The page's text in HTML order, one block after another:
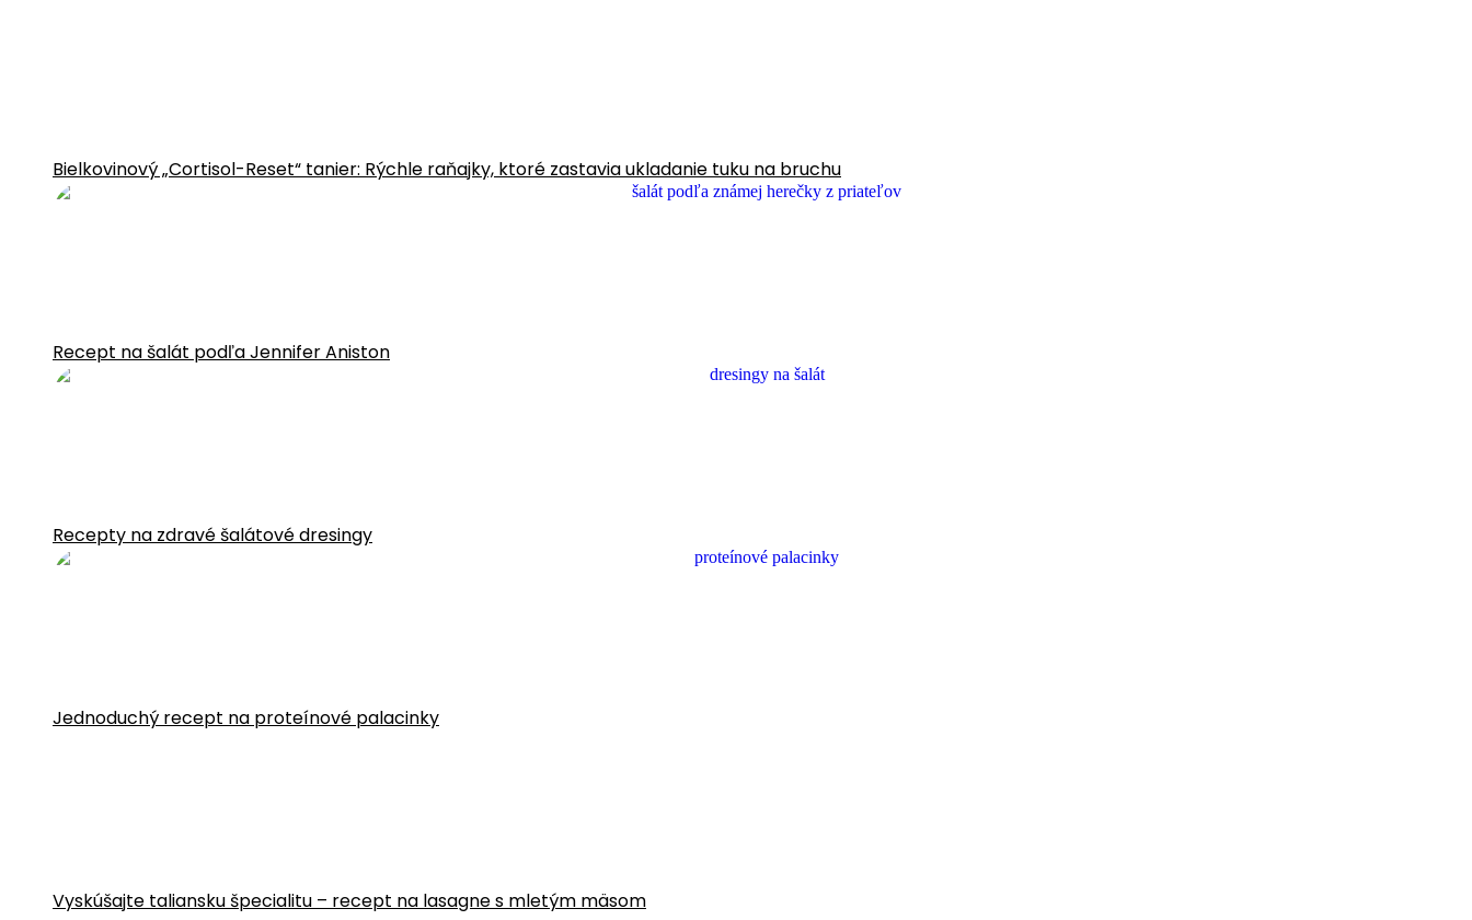
Bielkovinový „Cortisol-Reset“ tanier: Rýchle raňajky, ktoré zastavia ukladanie tuku na bruchu
Recept na šalát podľa Jennifer Aniston
Recepty na zdravé šalátové dresingy
Jednoduchý recept na proteínové palacinky
Vyskúšajte taliansku špecialitu – recept na lasagne s mletým mäsom